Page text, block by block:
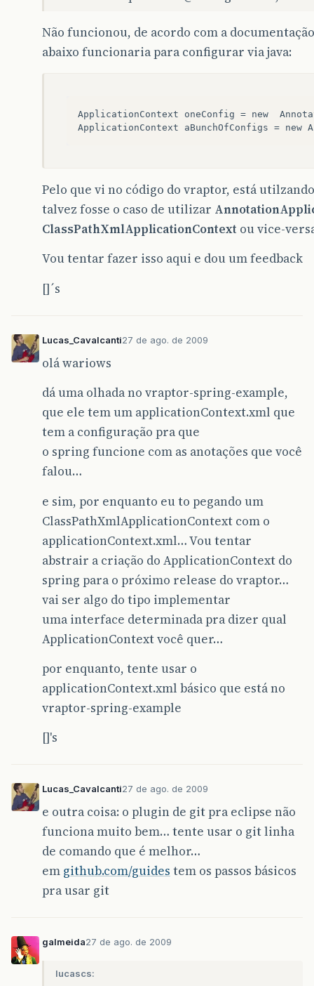
Não funcionou, de acordo com a
abaixo funcionaria para configurar via java:
ApplicationContext oneConfig = new
ApplicationContext
aBunchOfConfigs = new
Pelo que vi no código do vraptor, está
talvez fosse o caso de utilizar
ClassPathXmlApplicationContext ou vice-
Vou tentar fazer isso aqui e dou um feedback
[]´s
Lucas_Cavalcanti27 de ago. de 2009
olá wariows
dá uma olhada no vraptor-spring-example,
que ele tem um applicationContext.xml que
tem a configuração pra que
o spring funcione com as anotações que você
falou…
e sim, por enquanto eu to pegando um
ClassPathXmlApplicationContext com o
applicationContext.xml… Vou tentar
abstrair a criação do ApplicationContext do
spring para o próximo release do vraptor…
vai ser algo do tipo implementar
uma interface determinada pra dizer qual
ApplicationContext você quer…
por enquanto, tente usar o
applicationContext.xml básico que está no
vraptor-spring-example
[]'s
Lucas_Cavalcanti27 de ago. de 2009
e outra coisa: o plugin de git pra eclipse não
funciona muito bem… tente usar o git linha
de comando que é melhor…
em github.com/guides tem os passos básicos
pra usar git
galmeida27 de ago. de 2009
lucascs: